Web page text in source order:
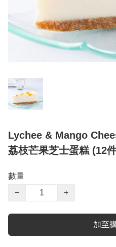
Lychee & Mango
荔枝芒果芝士蛋糕 (12
數量
−
+
加至